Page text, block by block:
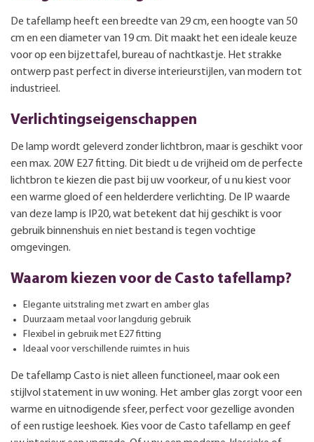
De tafellamp heeft een breedte van 29 cm, een hoogte van 50
cm en een diameter van 19 cm. Dit maakt het een ideale keuze
voor op een bijzettafel, bureau of nachtkastje. Het strakke
ontwerp past perfect in diverse interieurstijlen, van modern tot
industrieel.
Verlichtingseigenschappen
De lamp wordt geleverd zonder lichtbron, maar is geschikt voor
een max. 20W E27 fitting. Dit biedt u de vrijheid om de perfecte
lichtbron te kiezen die past bij uw voorkeur, of u nu kiest voor
een warme gloed of een helderdere verlichting. De IP waarde
van deze lamp is IP20, wat betekent dat hij geschikt is voor
gebruik binnenshuis en niet bestand is tegen vochtige
omgevingen.
Waarom kiezen voor de Casto tafellamp?
Elegante uitstraling met zwart en amber glas
Duurzaam metaal voor langdurig gebruik
Flexibel in gebruik met E27 fitting
Ideaal voor verschillende ruimtes in huis
De tafellamp Casto is niet alleen functioneel, maar ook een
stijlvol statement in uw woning. Het amber glas zorgt voor een
warme en uitnodigende sfeer, perfect voor gezellige avonden
of een rustige leeshoek. Kies voor de Casto tafellamp en geef